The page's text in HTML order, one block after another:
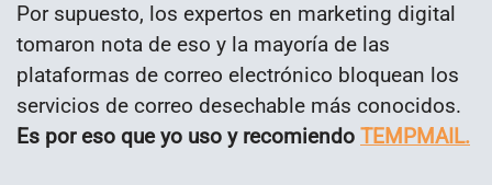
Por supuesto, los expertos en marketing digital
tomaron nota de eso y la mayoría de las
plataformas de correo electrónico bloquean los
servicios de correo desechable más conocidos.
Es por eso que yo uso y recomiendo TEMPMAIL.